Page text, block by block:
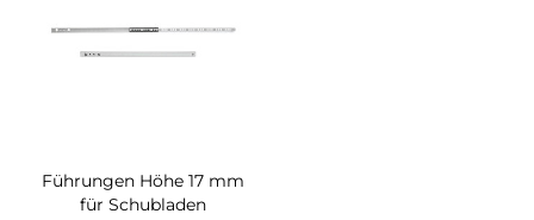
Führungen Höhe 17 mm
für Schubladen